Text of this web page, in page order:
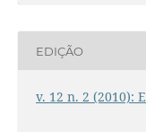
EDIÇÃO
v. 12 n. 2 (2010):